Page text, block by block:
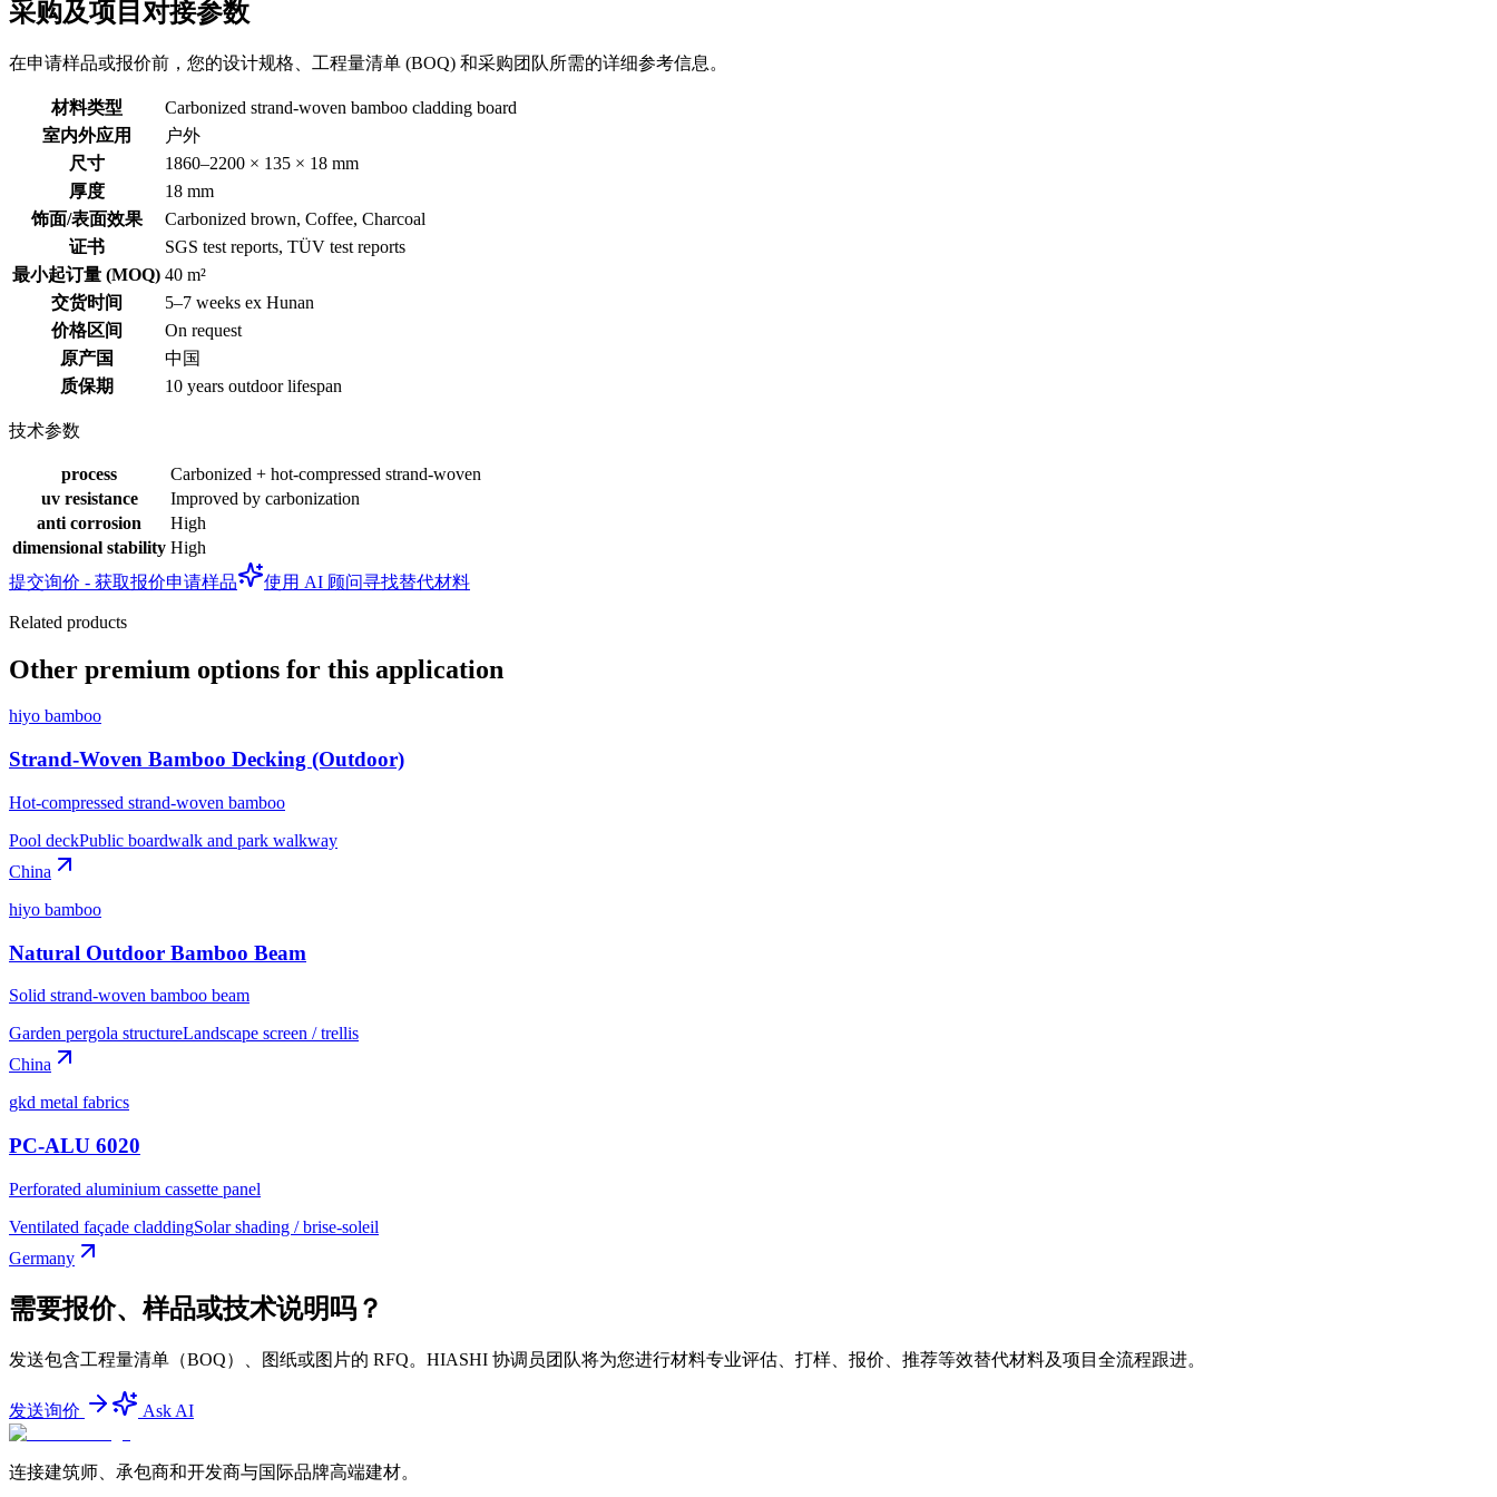
采购及项目对接参数
在申请样品或报价前，您的设计规格、工程量清单 (BOQ) 和采购团队所需的详细参考信息。
材料类型
Carbonized strand-woven bamboo cladding board
室内外应用
户外
尺寸
1860–2200 × 135 × 18 mm
厚度
18 mm
饰面/表面效果
Carbonized brown, Coffee, Charcoal
证书
SGS test reports, TÜV test reports
最小起订量 (MOQ) 40 m²
交货时间
5–7 weeks ex Hunan
价格区间
On request
原产国
中国
质保期
10 years outdoor lifespan
技术参数
process
Carbonized + hot-compressed strand-woven
uv resistance
Improved by carbonization
anti corrosion
High
dimensional stability High
提交询价 - 获取报价申请样品 使用 AI 顾问寻找替代材料
Related products
Other premium options for this application
hiyo bamboo
Strand-Woven Bamboo Decking (Outdoor)
Hot-compressed strand-woven bamboo
Pool deckPublic boardwalk and park walkway
China
hiyo bamboo
Natural Outdoor Bamboo Beam
Solid strand-woven bamboo beam
Garden pergola structureLandscape screen / trellis
China
gkd metal fabrics
PC-ALU 6020
Perforated aluminium cassette panel
Ventilated façade claddingSolar shading / brise-soleil
Germany
需要报价、样品或技术说明吗？
发送包含工程量清单（BOQ）、图纸或图片的 RFQ。HIASHI 协调员团队将为您进行材料专业评估、打样、报价、推荐等效替代材料及项目全流程跟进。
发送询价 Ask AI
连接建筑师、承包商和开发商与国际品牌高端建材。